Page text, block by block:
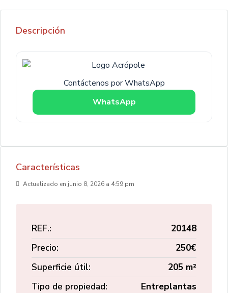
Descripción
Contáctenos por WhatsApp
WhatsApp
Características
Actualizado en junio 8, 2026 a 4:59 pm
REF.:
20148
Precio:
250€
Superficie útil:
205 m²
Tipo de propiedad:
Entreplantas